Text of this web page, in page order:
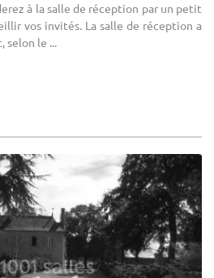
à la salle de réception par un petit
vos invités. La salle de réception a
selon le ...